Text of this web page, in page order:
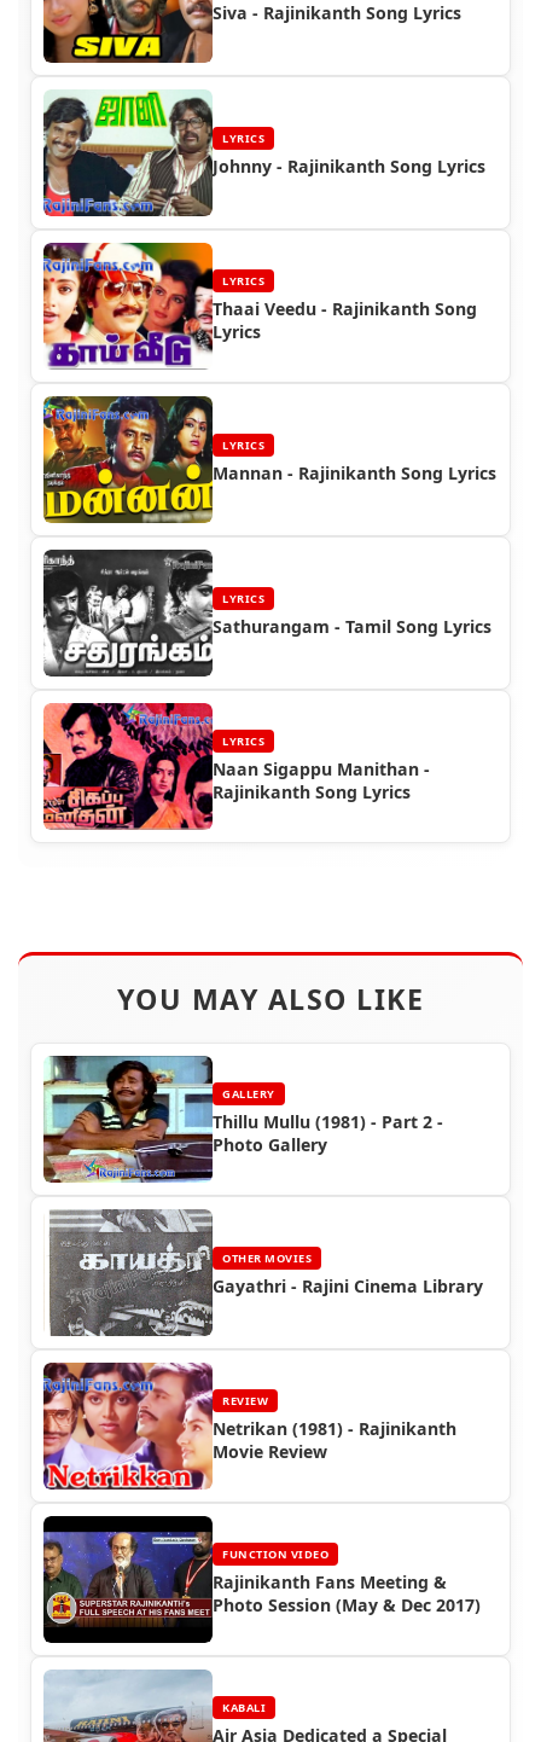
Siva - Rajinikanth Song Lyrics
LYRICS
Johnny - Rajinikanth Song Lyrics
LYRICS
Thaai Veedu - Rajinikanth Song
Lyrics
LYRICS
Mannan - Rajinikanth Song Lyrics
LYRICS
Sathurangam - Tamil Song Lyrics
LYRICS
Naan Sigappu Manithan -
Rajinikanth Song Lyrics
YOU MAY ALSO LIKE
GALLERY
Thillu Mullu (1981) - Part 2 -
Photo Gallery
OTHER MOVIES
Gayathri - Rajini Cinema Library
REVIEW
Netrikan (1981) - Rajinikanth
Movie Review
FUNCTION VIDEO
Rajinikanth Fans Meeting &
Photo Session (May & Dec 2017)
KABALI
Air Asia Dedicated a Special